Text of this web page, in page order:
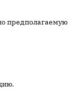
предполагаемую